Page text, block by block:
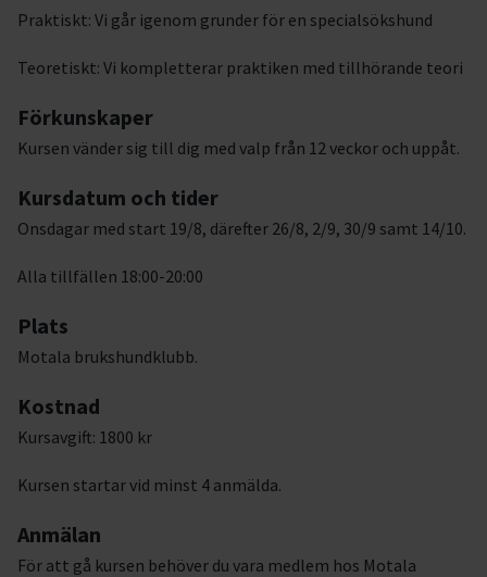
Praktiskt: Vi går igenom grunder för en specialsökshund
Teoretiskt: Vi kompletterar praktiken med tillhörande teori
Förkunskaper
Kursen vänder sig till dig med valp från 12 veckor och uppåt.
Kursdatum och tider
Onsdagar med start 19/8, därefter 26/8, 2/9, 30/9 samt 14/10.
Alla tillfällen 18:00-20:00
Plats
Motala brukshundklubb.
Kostnad
Kursavgift: 1800 kr
Kursen startar vid minst 4 anmälda.
Anmälan
För att gå kursen behöver du vara medlem hos Motala